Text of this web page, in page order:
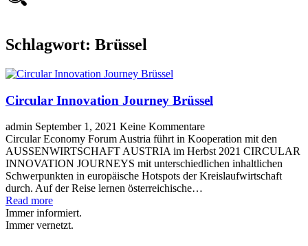
Schlagwort: Brüssel
Circular Innovation Journey Brüssel
admin September 1, 2021 Keine Kommentare
Circular Economy Forum Austria führt in Kooperation mit den
AUSSENWIRTSCHAFT AUSTRIA im Herbst 2021 CIRCULAR
INNOVATION JOURNEYS mit unterschiedlichen inhaltlichen
Schwerpunkten in europäische Hotspots der Kreislaufwirtschaft
durch. Auf der Reise lernen österreichische…
Read more
Immer informiert.
Immer vernetzt.